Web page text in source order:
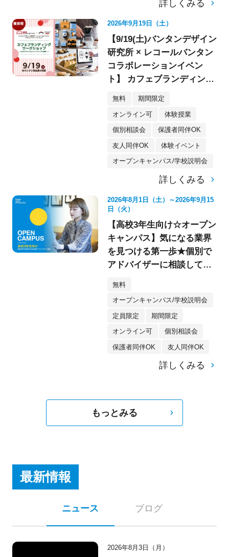
詳しくみる
2026年9月19日（土）
【9/19(土)バンタンデザイン
研究所 × レコールバンタン
コラボレーションイベン
ト】 カフェブランディング
無料 期間限定
オンライン可 体験授業
個別相談会 保護者同伴OK
友人同伴OK 体験イベント
オープンキャンパス/学校説明会
詳しくみる
2026年8月1日（土）～2026年9月15
日（火）
【高校3年生向け☆オープン
キャンパス】気になる業界
を見つける第一歩★個別で
アドバイザーに相談してみ
無料
オープンキャンパス/学校説明会
定員限定 期間限定
オンライン可 個別相談会
保護者同伴OK 友人同伴OK
詳しくみる
もっとみる
最新情報
ニュース ブログ
2026年8月3日（月）